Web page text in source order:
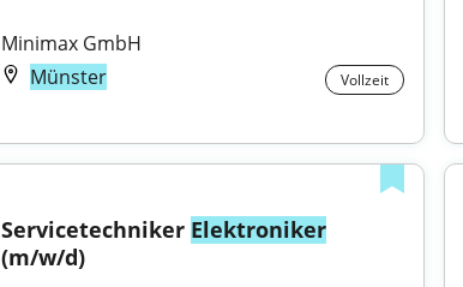
Minimax GmbH
Münster
Vollzeit
Servicetechniker Elektroniker
(m/w/d)